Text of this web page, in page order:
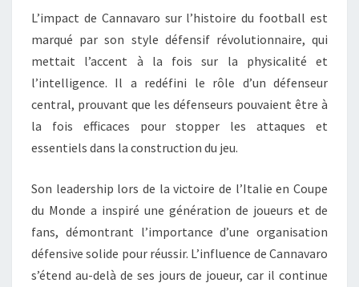
L’impact de Cannavaro sur l’histoire du football est
marqué par son style défensif révolutionnaire, qui
mettait l’accent à la fois sur la physicalité et
l’intelligence. Il a redéfini le rôle d’un défenseur
central, prouvant que les défenseurs pouvaient être à
la fois efficaces pour stopper les attaques et
essentiels dans la construction du jeu.
Son leadership lors de la victoire de l’Italie en Coupe
du Monde a inspiré une génération de joueurs et de
fans, démontrant l’importance d’une organisation
défensive solide pour réussir. L’influence de Cannavaro
s’étend au-delà de ses jours de joueur, car il continue